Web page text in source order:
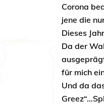
Corona
jene die
Dieses
Da der
für mich
Und da